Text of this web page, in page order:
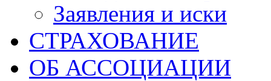
Заявления и иски
СТРАХОВАНИЕ
ОБ АССОЦИАЦИИ